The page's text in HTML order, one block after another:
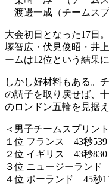
渡邊一成（チームスプ
大会初日となった17日
塚智広・伏見俊昭・井
ームは12位という結果
しかし好材料もある。
の調子を取り戻せば、
のロンドン五輪を見据
＜男子チームスプリン
１位 フランス 43秒539
２位 イギリス 43秒830
３位 ニュージーランド
４位 ポーランド 45秒